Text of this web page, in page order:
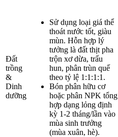
Đất
trồng
&
Dinh
dưỡng
Sử dụng loại giá thể
thoát nước tốt, giàu
mùn. Hỗn hợp lý
tưởng là đất thịt pha
trộn xơ dừa, trấu
hun, phân trùn quế
theo tỷ lệ 1:1:1:1.
Bón phân hữu cơ
hoặc phân NPK tổng
hợp dạng lỏng định
kỳ 1-2 tháng/lần vào
mùa sinh trưởng
(mùa xuân, hè).